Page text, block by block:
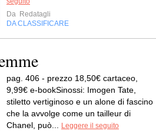
Da Redatagli
DA CLASSIFICARE
pag. 406 - prezzo 18,50€ cartaceo,
9,99€ e-bookSinossi: Imogen Tate,
stiletto vertiginoso e un alone di fascino
che la avvolge come un tailleur di
Chanel, può...
Leggere il seguito